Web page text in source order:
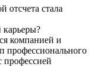
отсчета стала
компанией и
профессионального
профессией